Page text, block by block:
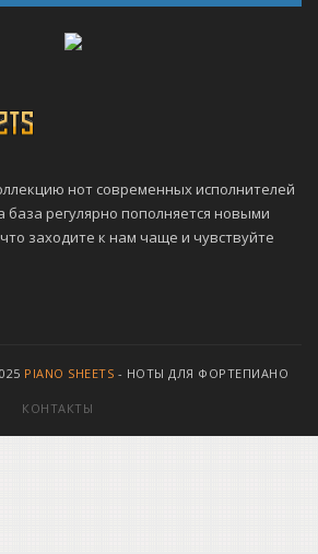
нот современных исполнителей
регулярно пополняется новыми
заходите к нам чаще и чувствуйте
PIANO SHEETS - НОТЫ ДЛЯ ФОРТЕПИАНО
КОНТАКТЫ